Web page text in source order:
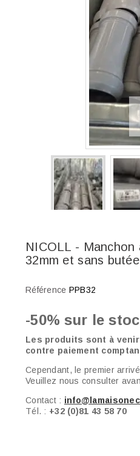
NICOLL - Manchon
32mm et sans butée
Référence PPB32
-50% sur le
Les produits sont à
contre paiement
Cependant, le premier
Veuillez nous consulter
Contact :
Tél. : +32 (0)81 43 58 70